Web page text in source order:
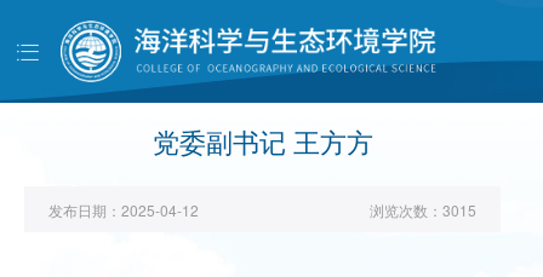
首页
师资队伍
党委副书记 王方方
发布日期： 2025-04-12 浏览次数： 3015